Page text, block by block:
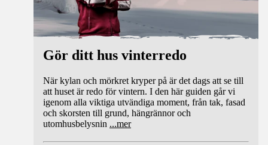
Gör ditt hus vinterredo
När kylan och mörkret kryper på är det dags att se till
att huset är redo för vintern. I den här guiden går vi
igenom alla viktiga utvändiga moment, från tak, fasad
och skorsten till grund, hängrännor och
utomhusbelysnin ...mer